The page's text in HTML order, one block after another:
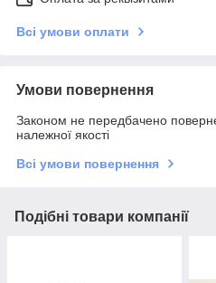
Всі умови оплати
Умови повернення
Законом не передбачено
належної якості
Всі умови повернення
Подібні товари компанії